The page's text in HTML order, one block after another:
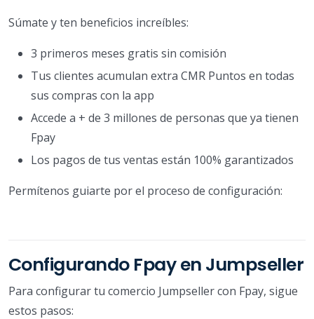
Súmate y ten beneficios increíbles:
3 primeros meses gratis sin comisión
Tus clientes acumulan extra CMR Puntos en todas
sus compras con la app
Accede a + de 3 millones de personas que ya tienen
Fpay
Los pagos de tus ventas están 100% garantizados
Permítenos guiarte por el proceso de configuración:
Configurando Fpay en Jumpseller
Para configurar tu comercio Jumpseller con Fpay, sigue
estos pasos: